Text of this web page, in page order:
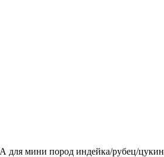
мини пород индейка/рубец/цукин